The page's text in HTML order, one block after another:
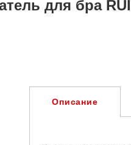
для бра
Описание